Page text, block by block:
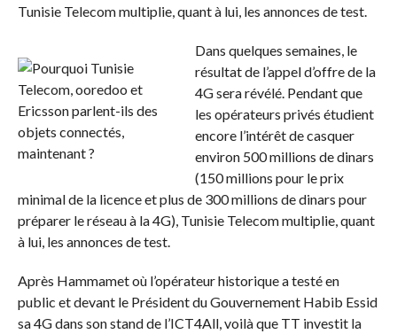
Tunisie Telecom multiplie, quant à lui, les annonces de test.
Dans quelques semaines, le
résultat de l’appel d’offre de la
4G sera révélé. Pendant que
les opérateurs privés étudient
encore l’intérêt de casquer
environ 500 millions de dinars
(150 millions pour le prix
minimal de la licence et plus de 300 millions de dinars pour
préparer le réseau à la 4G), Tunisie Telecom multiplie, quant
à lui, les annonces de test.
Après Hammamet où l’opérateur historique a testé en
public et devant le Président du Gouvernement Habib Essid
sa 4G dans son stand de l’ICT4All, voilà que TT investit la